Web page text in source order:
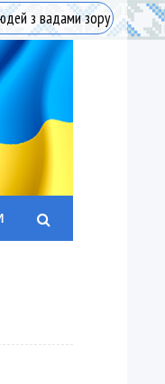
з вадами зору